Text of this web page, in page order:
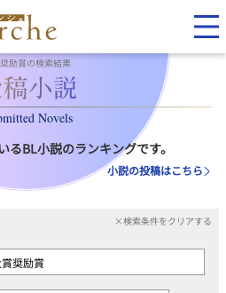
励賞の検索結果
Novels
るBL小説のランキングです。
小説の投稿はこちら
×検索条件をクリアする